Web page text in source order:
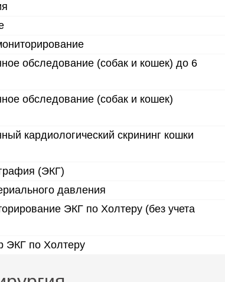
обследование (собак и кошек) до 6
обследование (собак и кошек)
кардиологический скрининг кошки
(ЭКГ)
давления
ЭКГ по Холтеру (без учета
ЭКГ по Холтеру